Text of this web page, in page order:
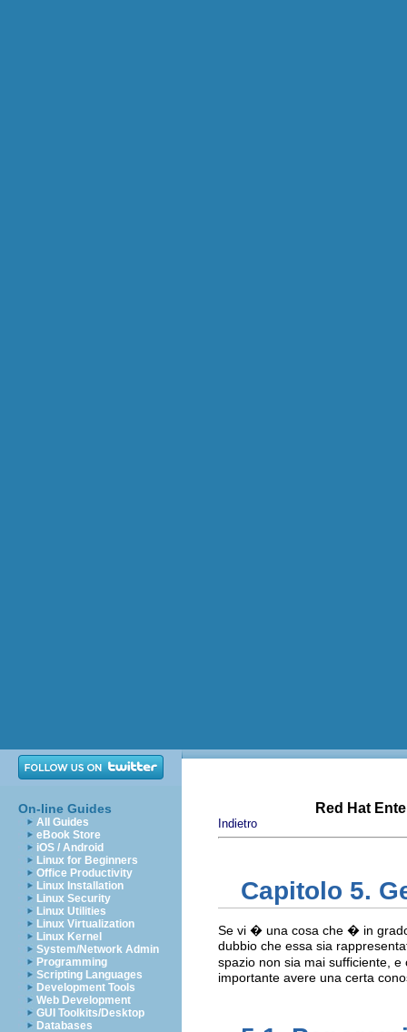
On-line Guides
All Guides
eBook Store
iOS / Android
Linux for Beginners
Office Productivity
Linux Installation
Linux Security
Linux Utilities
Linux Virtualization
Linux Kernel
System/Network Admin
Programming
Scripting Languages
Development Tools
Web Development
GUI Toolkits/Desktop
Databases
Red Hat
Indietro
Capitolo 5.
Se vi � una cosa che � in
dubbio che essa sia
spazio non sia mai sufficiente,
importante avere una certa